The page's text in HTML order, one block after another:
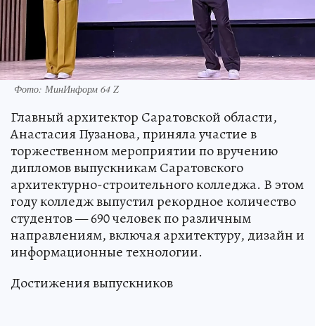
Фото: МинИнформ 64 Z
Главный архитектор Саратовской области,
Анастасия Пузанова, приняла участие в
торжественном мероприятии по вручению
дипломов выпускникам Саратовского
архитектурно-строительного колледжа. В этом
году колледж выпустил рекордное количество
студентов — 690 человек по различным
направлениям, включая архитектуру, дизайн и
информационные технологии.
Достижения выпускников